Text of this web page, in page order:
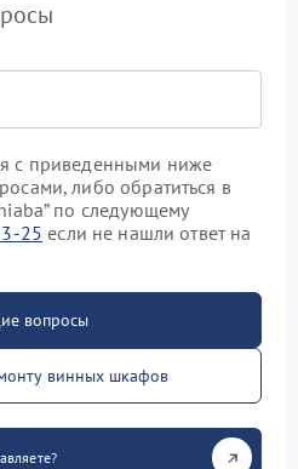
с приведенными ниже
либо обратиться в
по следующему
25 если не нашли ответ на
вопросы
винных шкафов